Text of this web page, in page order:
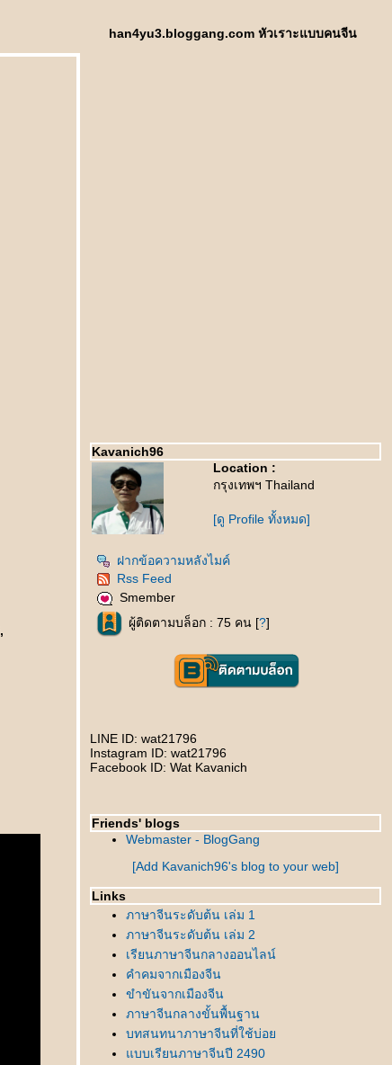
han4yu3.bloggang.com หัวเราะแบบคนจีน
Kavanich96
Location :
กรุงเทพฯ Thailand
[ดู Profile ทั้งหมด]
ฝากข้อความหลังไมค์
Rss Feed
Smember
ผู้ติดตามบล็อก : 75 คน [?]
LINE ID: wat21796
Instagram ID: wat21796
Facebook ID: Wat Kavanich
Friends' blogs
Webmaster - BlogGang
[Add Kavanich96's blog to your web]
Links
ภาษาจีนระดับต้น เล่ม 1
ภาษาจีนระดับต้น เล่ม 2
เรียนภาษาจีนกลางออนไลน์
คำคมจากเมืองจีน
ขำขันจากเมืองจีน
ภาษาจีนกลางขั้นพื้นฐาน
บทสนทนาภาษาจีนที่ใช้บ่อ
บบเรียนภาษาจีนปี 2490